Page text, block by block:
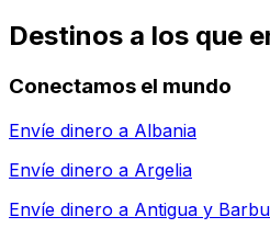
Destinos a los que
Conectamos el mundo
Envíe dinero a Albania
Envíe dinero a Argelia
Envíe dinero a Antigua y